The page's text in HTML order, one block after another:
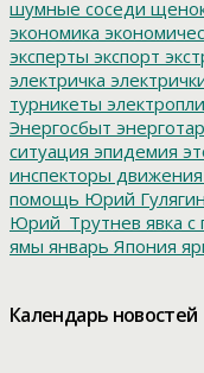
шумные соседи
экономика
эксперты экспорт
электричка
турникеты
Энергосбыт
ситуация эпидемия
инспекторы движения
помощь Юрий Гулягин
Юрий_Трутнев явка
ямы январь Япония
Календарь новостей